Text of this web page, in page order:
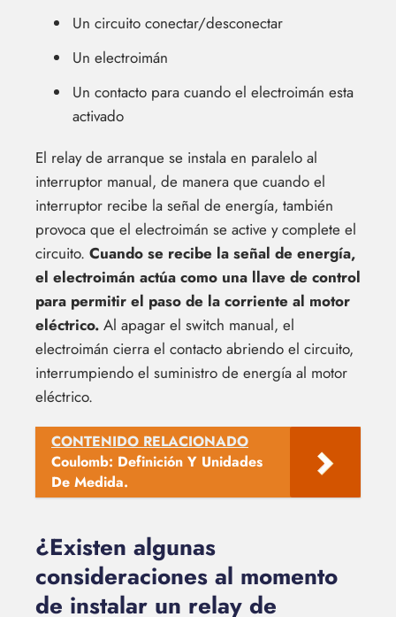
Un circuito conectar/desconectar
Un electroimán
Un contacto para cuando el electroimán esta
activado
El relay de arranque se instala en paralelo al
interruptor manual, de manera que cuando el
interruptor recibe la señal de energía, también
provoca que el electroimán se active y complete el
circuito. Cuando se recibe la señal de energía,
el electroimán actúa como una llave de control
para permitir el paso de la corriente al motor
eléctrico. Al apagar el switch manual, el
electroimán cierra el contacto abriendo el circuito,
interrumpiendo el suministro de energía al motor
eléctrico.
CONTENIDO RELACIONADO
Coulomb: Definición Y Unidades
De Medida.
¿Existen algunas
consideraciones al momento
de instalar un relay de